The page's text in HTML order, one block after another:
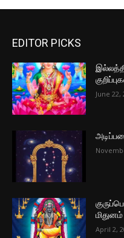
EDITOR PICKS
June 22,
மிதுனம்
April 2,